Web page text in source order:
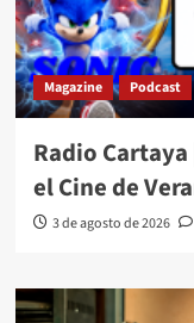
Magazine Podcast
Radio
el Cine de
3 de agosto de 2026